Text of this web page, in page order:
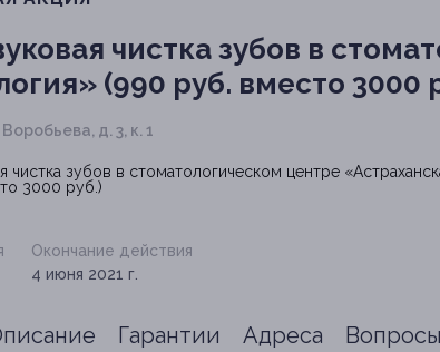
чистка зубов в
(990 руб. вместо 3000
д. 3, к. 1
Окончание действия
4 июня 2021 г.
Гарантии Адреса Вопросы